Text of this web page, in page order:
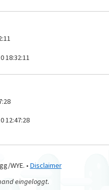
18:32:11
12:47:28
WYE. • Disclaimer
eingeloggt.